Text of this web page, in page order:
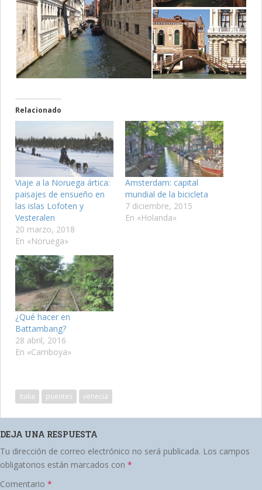
Relacionado
Viaje a la Noruega ártica:
paisajes de ensueño en
las islas Lofoten y
Vesteralen
20 marzo, 2018
En «Noruega»
Amsterdam: capital
mundial de la bicicleta
7 diciembre, 2015
En «Holanda»
¿Qué hacer en
Battambang?
28 abril, 2016
En «Camboya»
italia puentes venecia
DEJA UNA RESPUESTA
Tu dirección de correo electrónico no será publicada. Los campos
obligatorios están marcados con *
Comentario *